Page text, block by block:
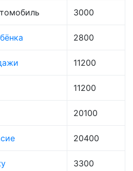
3000
2800
11200
11200
20100
20400
3300